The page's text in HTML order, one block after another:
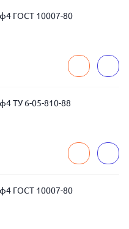
ГОСТ 10007-80
ТУ 6-05-810-88
ГОСТ 10007-80